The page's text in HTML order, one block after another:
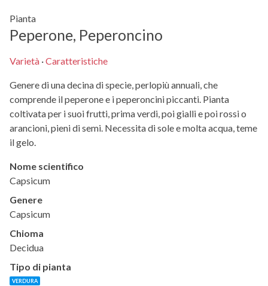
Pianta
Peperone, Peperoncino
Varietà ·Caratteristiche
Genere di una decina di specie, perlopiù annuali, che
comprende il peperone e i peperoncini piccanti. Pianta
coltivata per i suoi frutti, prima verdi, poi gialli e poi rossi o
arancioni, pieni di semi. Necessita di sole e molta acqua, teme
il gelo.
Nome scientifico
Capsicum
Genere
Capsicum
Chioma
Decidua
Tipo di pianta
VERDURA